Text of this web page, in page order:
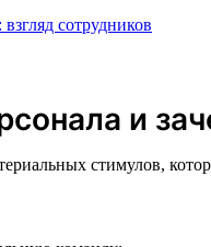
сотрудников
и
стимулов,